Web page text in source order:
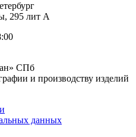
295 лит А
СПб
и производству изделий
данных